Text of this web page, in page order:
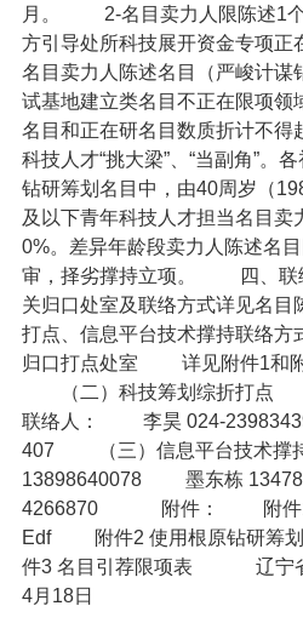
月。
2-名目卖力人限陈述1个
方引导处所科技展开资金专项正
名目卖力人陈述名目（严峻计谋
试基地建立类名目不正在限项领
名目和正在研名目数质折计不得
科技人才“挑大梁”、“当副角”。
钻研筹划名目中，由40周岁（
及以下青年科技人才担当名目卖
0%。差异年龄段卖力人陈述名
审，择劣撑持立项。
四、联
关归口处室及联络方式详见名目
打点、信息平台技术撑持联络方
归口打点处室
详见附件1和附
（二）科技筹划综折打点
联络人：
李昊 024-
407
（三）信息平台技术撑
13898640078
墨东栋
4266870
附件：
附件1
Edf
附件2 使用根原钻研筹划
件3 名目引荐限项表
辽宁省
4月18日